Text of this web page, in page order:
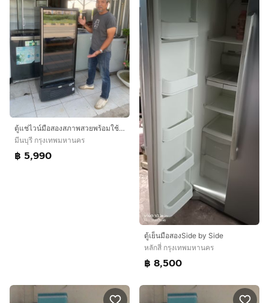
ตู้แช่ไวน์มือสองสภาพสวยพร้อมใช้งานขนาดแปดคิวค่ะ 5990 บาท
มีนบุรี กรุงเทพมหานคร
฿ 5,990
ตู้เย็นมือสองSide by Side
หลักสี่ กรุงเทพมหานคร
฿ 8,500